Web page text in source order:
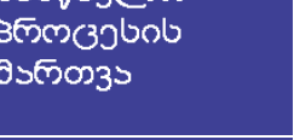
მასწავლებელი